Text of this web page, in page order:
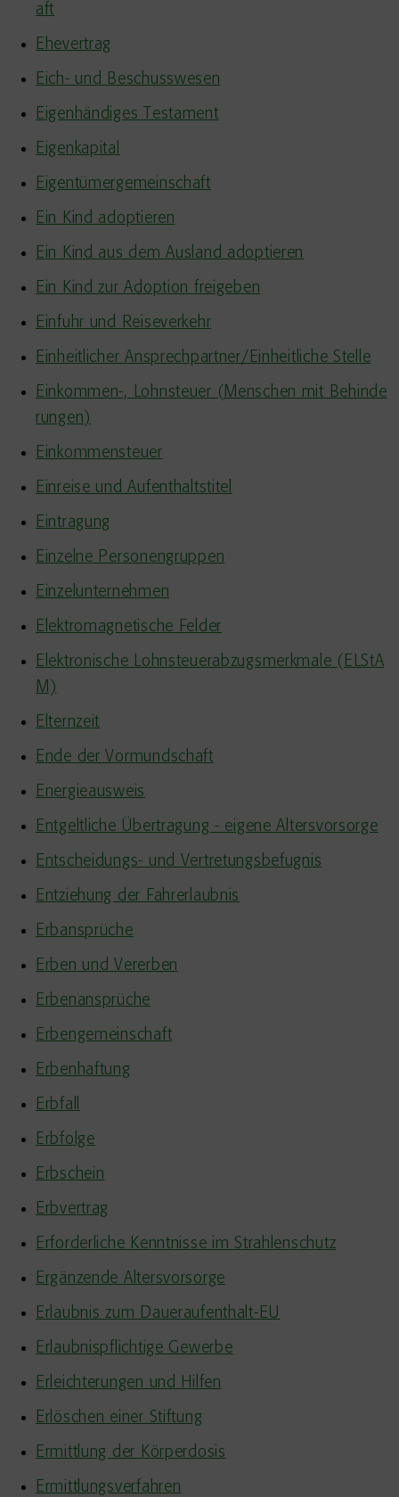
aft
Ehevertrag
Eich- und Beschusswesen
Eigenhändiges Testament
Eigenkapital
Eigentümergemeinschaft
Ein Kind adoptieren
Ein Kind aus dem Ausland adoptieren
Ein Kind zur Adoption freigeben
Einfuhr und Reiseverkehr
Einheitlicher Ansprechpartner/Einheitliche Stelle
Einkommen-, Lohnsteuer (Menschen mit Behinde
rungen)
Einkommensteuer
Einreise und Aufenthaltstitel
Eintragung
Einzelne Personengruppen
Einzelunternehmen
Elektromagnetische Felder
Elektronische Lohnsteuerabzugsmerkmale (ELStA
M)
Elternzeit
Ende der Vormundschaft
Energieausweis
Entgeltliche Übertragung - eigene Altersvorsorge
Entscheidungs- und Vertretungsbefugnis
Entziehung der Fahrerlaubnis
Erbansprüche
Erben und Vererben
Erbenansprüche
Erbengemeinschaft
Erbenhaftung
Erbfall
Erbfolge
Erbschein
Erbvertrag
Erforderliche Kenntnisse im Strahlenschutz
Ergänzende Altersvorsorge
Erlaubnis zum Daueraufenthalt-EU
Erlaubnispflichtige Gewerbe
Erleichterungen und Hilfen
Erlöschen einer Stiftung
Ermittlung der Körperdosis
Ermittlungsverfahren